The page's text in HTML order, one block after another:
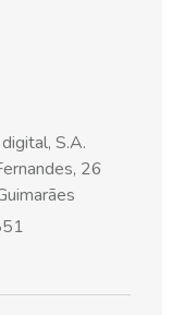
S.A.
26